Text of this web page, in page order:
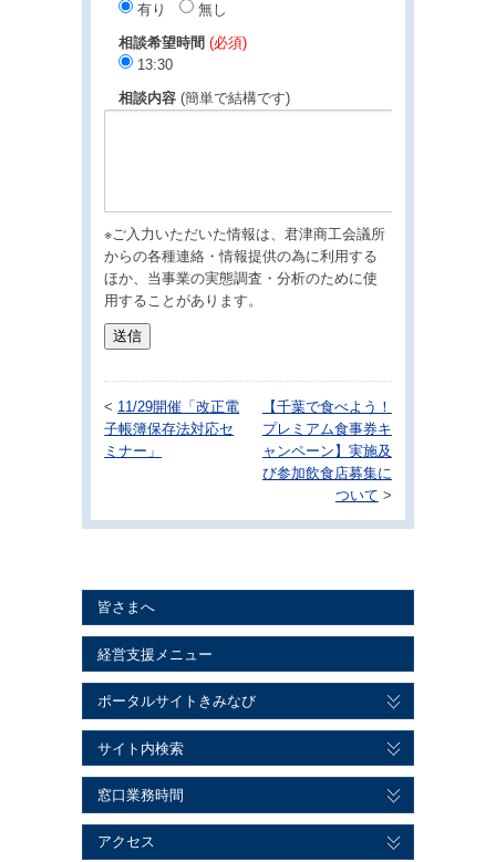
有り
無し
相談希望時間 (必須)
13:30
相談内容 (簡単で結構です)
※ご入力いただいた情報は、君津商工会議所
からの各種連絡・情報提供の為に利用する
ほか、当事業の実態調査・分析のために使
用することがあります。
< 11/29開催「改正電
子帳簿保存法対応セ
ミナー」
【千葉で食べよう！
プレミアム食事券キ
ャンペーン】実施及
び参加飲食店募集に
ついて >
皆さまへ
経営支援メニュー
ポータルサイトきみなび
サイト内検索
窓口業務時間
アクセス